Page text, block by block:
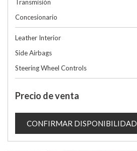
Transmisión
Concesionario
Leather Interior
Side Airbags
Steering Wheel Controls
Precio de venta
CONFIRMAR DISPONIBILIDAD